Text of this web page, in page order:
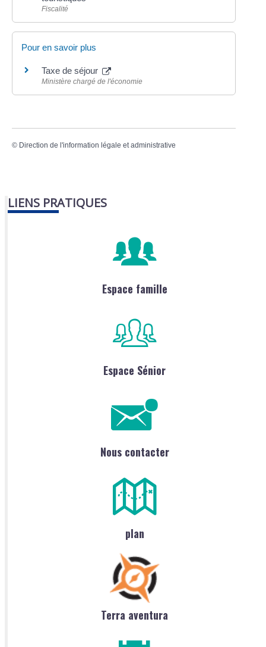
Fiscalité
Pour en savoir plus
Taxe de séjour
Ministère chargé de l'économie
© Direction de l'information légale et administrative
LIENS PRATIQUES
Espace famille
Espace Sénior
Nous contacter
plan
Terra aventura